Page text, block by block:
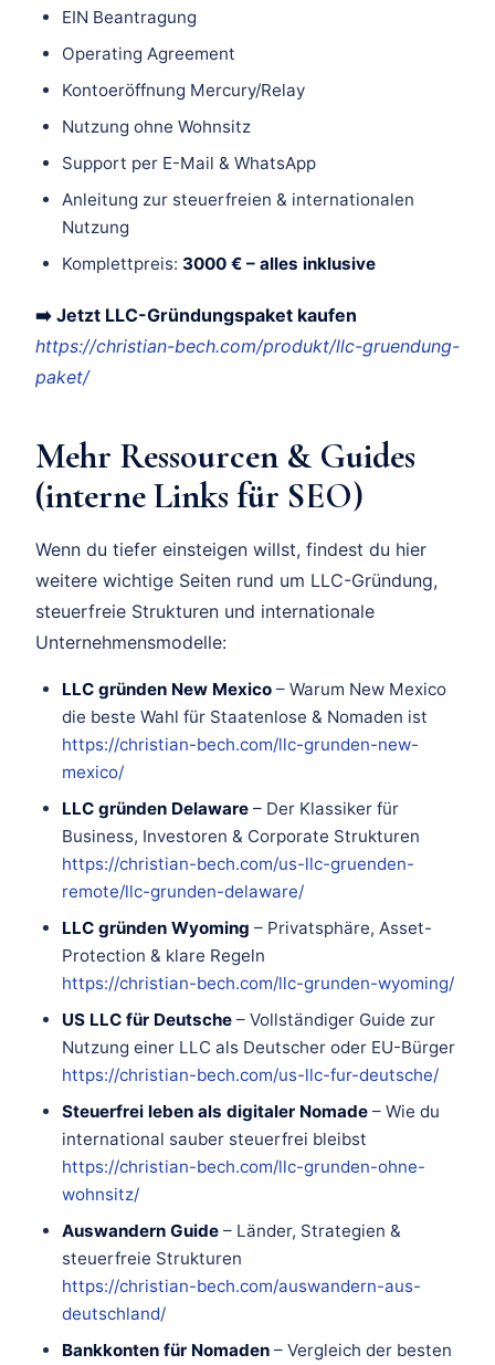
EIN Beantragung
Operating Agreement
Kontoeröffnung Mercury/Relay
Nutzung ohne Wohnsitz
Support per E-Mail & WhatsApp
Anleitung zur steuerfreien & internationalen
Nutzung
Komplettpreis: 3000 € – alles inklusive
➡️ Jetzt LLC-Gründungspaket kaufen
https://christian-bech.com/produkt/llc-gruendung-
paket/
Mehr Ressourcen & Guides
(interne Links für SEO)
Wenn du tiefer einsteigen willst, findest du hier
weitere wichtige Seiten rund um LLC-Gründung,
steuerfreie Strukturen und internationale
Unternehmensmodelle:
LLC gründen New Mexico – Warum New Mexico
die beste Wahl für Staatenlose & Nomaden ist
https://christian-bech.com/llc-grunden-new-
mexico/
LLC gründen Delaware – Der Klassiker für
Business, Investoren & Corporate Strukturen
https://christian-bech.com/us-llc-gruenden-
remote/llc-grunden-delaware/
LLC gründen Wyoming – Privatsphäre, Asset-
Protection & klare Regeln
https://christian-bech.com/llc-grunden-wyoming/
US LLC für Deutsche – Vollständiger Guide zur
Nutzung einer LLC als Deutscher oder EU-Bürger
https://christian-bech.com/us-llc-fur-deutsche/
Steuerfrei leben als digitaler Nomade – Wie du
international sauber steuerfrei bleibst
https://christian-bech.com/llc-grunden-ohne-
wohnsitz/
Auswandern Guide – Länder, Strategien &
steuerfreie Strukturen
https://christian-bech.com/auswandern-aus-
deutschland/
Bankkonten für Nomaden – Vergleich der besten